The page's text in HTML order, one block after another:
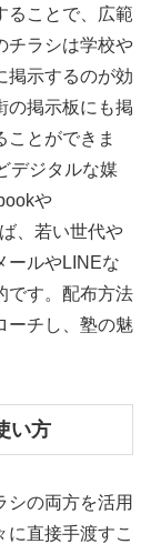
ることで、広範
チラシは学校や
掲示するのが効
の掲示板にも掲
ことができま
デジタルな媒
や
、若い世代や
ールやLINEな
です。配布方法
ーチし、塾の魅
い方
シの両方を活用
直接手渡すこ